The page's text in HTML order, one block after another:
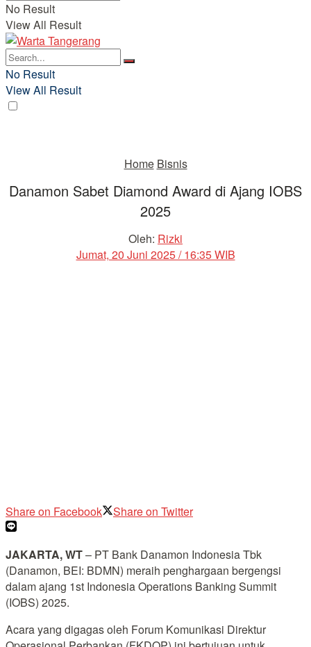
No Result
View All Result
No Result
View All Result
Home Bisnis
Danamon Sabet Diamond Award di Ajang IOBS
2025
Oleh: Rizki
Jumat, 20 Juni 2025 / 16:35 WIB
Share on Facebook Share on Twitter
JAKARTA, WT– PT Bank Danamon Indonesia Tbk
(Danamon, BEI: BDMN) meraih penghargaan bergengsi
dalam ajang 1st Indonesia Operations Banking Summit
(IOBS) 2025.
Acara yang digagas oleh Forum Komunikasi Direktur